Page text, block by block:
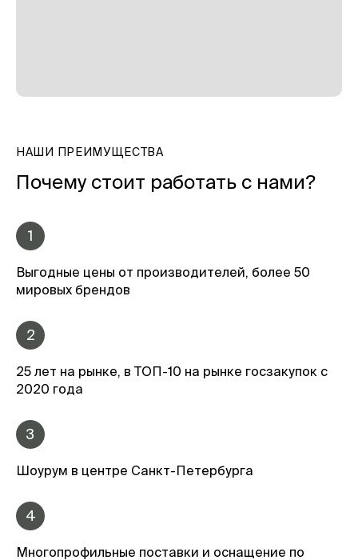
НАШИ ПРЕИМУЩЕСТВА
Почему стоит работать с нами?
1
Выгодные цены от производителей, более 50
мировых брендов
2
25 лет на рынке, в ТОП-10 на рынке госзакупок с
2020 года
3
Шоурум в центре Санкт-Петербурга
4
Многопрофильные поставки и оснащение по